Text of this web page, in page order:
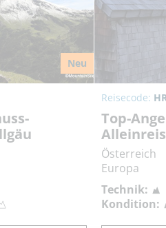
Neu
Reisecode:
Top-
Österreich
Europa
Technik:
Kondition: